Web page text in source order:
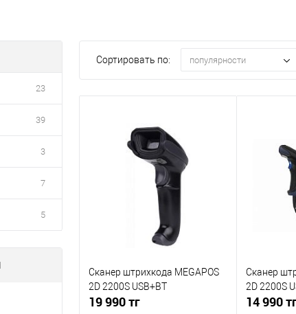
23
39
3
7
5
Сортировать по: популярности
Сканер штрихкода MEGAPOS
2D 2200S USB+BT
19 990 тг
Сканер
2D 2200S
14 990